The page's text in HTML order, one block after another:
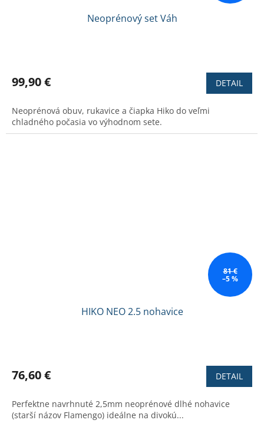
Neoprénový set Váh
produktu
z
5
hviezdičiek.
99,90 € DETAIL
Neoprénová obuv, rukavice a čiapka Hiko do veľmi
chladného počasia vo výhodnom sete.
81 €
–5 %
HIKO NEO 2.5 nohavice
produktu
z
5
76,60 € DETAIL
Perfektne navrhnuté 2,5mm neoprénové dlhé nohavice
(starší názov Flamengo) ideálne na divokú...